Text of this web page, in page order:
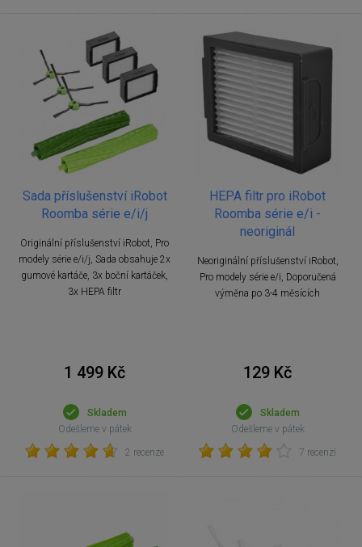
Sada příslušenství iRobot
Roomba série e/i/j
Originální příslušenství iRobot, Pro
modely série e/i/j, Sada obsahuje 2x
gumové kartáče, 3x boční kartáček,
3x HEPA filtr
1 499 Kč
Skladem
Odešleme v pátek
2 recenze
HEPA filtr pro iRobot
Roomba série e/i -
neoriginál
Neoriginální příslušenství iRobot,
Pro modely série e/i, Doporučená
výměna po 3-4 měsících
129 Kč
Skladem
Odešleme v pátek
7 recenzí